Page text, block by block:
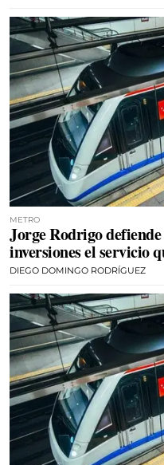
METRO
Jorge Rodrigo
inversiones el servicio
DIEGO DOMINGO RODRÍGUEZ